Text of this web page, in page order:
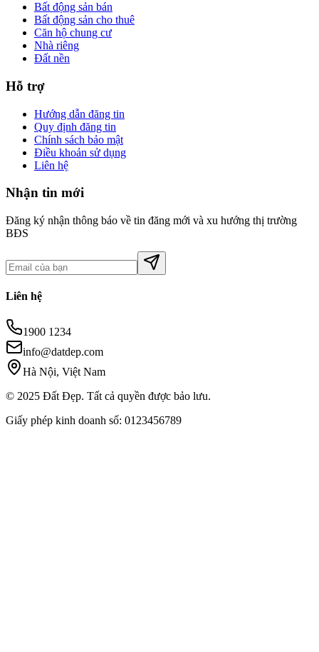
Bất động sản bán
Bất động sản cho thuê
Căn hộ chung cư
Nhà riêng
Đất nền
Hỗ trợ
Hướng dẫn đăng tin
Quy định đăng tin
Chính sách bảo mật
Điều khoản sử dụng
Liên hệ
Nhận tin mới
Đăng ký nhận thông báo về tin đăng mới và xu hướng thị trường
BĐS
Liên hệ
1900 1234
info@datdep.com
Hà Nội, Việt Nam
© 2025 Đất Đẹp. Tất cả quyền được bảo lưu.
Giấy phép kinh doanh số: 0123456789